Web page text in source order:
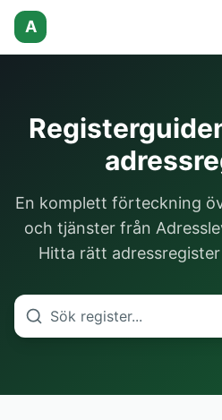
A
En komplett förteckning
och tjänster från
Hitta rätt